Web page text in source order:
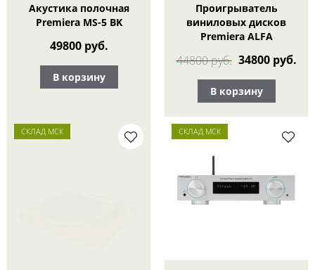
Акустика полочная
Premiera MS-5 BK
49800 руб.
В корзину
Проигрыватель
виниловых дисков
Premiera ALFA
44800 руб. 34800 руб.
В корзину
СКЛАД МСК СКЛАД МСК